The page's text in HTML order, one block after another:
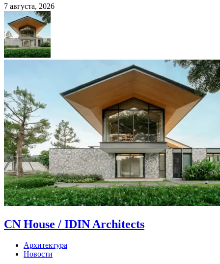
7 августа, 2026
CN House / IDIN Architects
Архитектура
Новости